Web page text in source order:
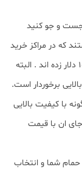
جست و جو کنید
طبیعی هستند که در مراکز خرید
وجود دارند در حالیکه طراحان حوله ها قیمت انها را 100 دلار زده اند . البته
برخوردار است.
با کیفیت بالایی
ان با قیمت
شما و انتخاب